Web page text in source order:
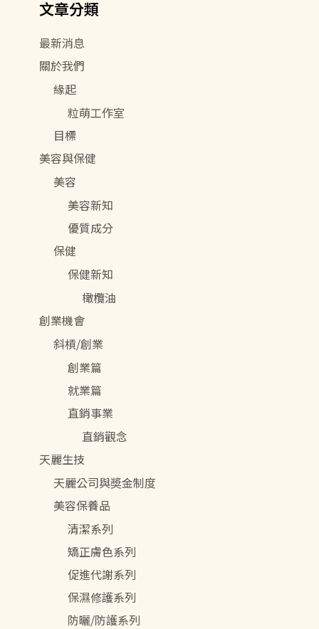
字
:
文章分類
最新消息
關於我們
緣起
粒萌工作室
目標
美容與保健
美容
美容新知
優質成分
保健
保健新知
橄欖油
創業機會
斜槓/創業
創業篇
就業篇
直銷事業
直銷觀念
天麗生技
天麗公司與奬金制度
美容保養品
清潔系列
矯正膚色系列
促進代謝系列
保濕修護系列
防曬/防護系列